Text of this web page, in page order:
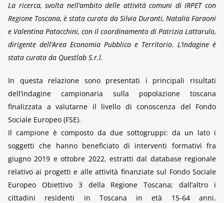
La ricerca, svolta nell’ambito delle attività comuni di IRPET con
Regione Toscana, è stata curata da Silvia Duranti, Natalia Faraoni
e Valentina Patacchini, con il coordinamento di Patrizia Lattarulo,
dirigente dell’Area Economia Pubblica e Territorio. L’indagine è
stata curata da Questlab S.r.l.
In questa relazione sono presentati i principali risultati
dell’indagine campionaria sulla popolazione toscana
finalizzata a valutarne il livello di conoscenza del Fondo
Sociale Europeo (FSE).
Il campione è composto da due sottogruppi: da un lato i
soggetti che hanno beneficiato di interventi formativi fra
giugno 2019 e ottobre 2022, estratti dal database regionale
relativo ai progetti e alle attività finanziate sul Fondo Sociale
Europeo Obiettivo 3 della Regione Toscana; dall’altro i
cittadini residenti in Toscana in età 15-64 anni.